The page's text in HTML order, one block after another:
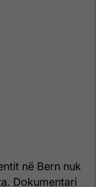
në Bern nuk
Dokumentari